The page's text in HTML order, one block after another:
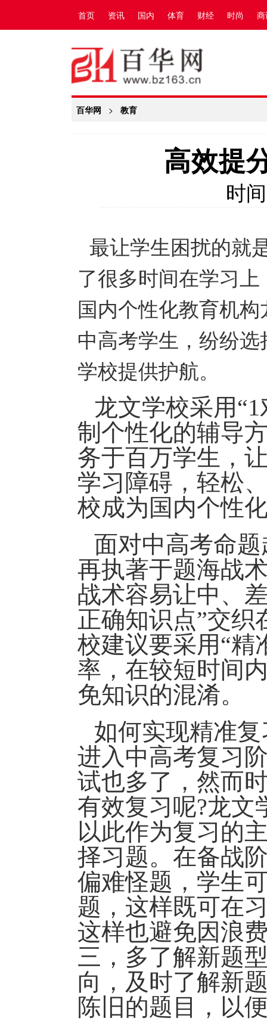
首页 资讯 国内 体育 财经 时尚
百华网 > 教育
高效提
时
最让学生困扰的就
了很多时间在学习
国内个性化教育机
中高考学生，纷纷
学校提供护航。
龙文学校采用
制个性化的辅导
务于百万学生，
学习障碍，轻松
校成为国内个性
面对中高考命
再执著于题海战
战术容易让中、
正确知识点”交织
校建议要采用“精
率，在较短时间
免知识的混淆。
如何实现精准
进入中高考复习
试也多了，然而
有效复习呢?龙文
以此作为复习的
择习题。在备战
偏难怪题，学生
题，这样既可在
这样也避免因浪
三，多了解新题
向，及时了解新
陈旧的题目，以